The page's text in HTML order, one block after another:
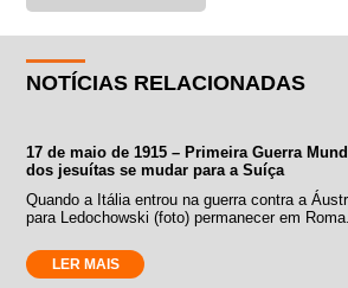
NOTÍCIAS RELACIONADAS
17 de maio de 1915 – Primeira Guerra
dos jesuítas se mudar para a Suíça
Quando a Itália entrou na guerra contra a
para Ledochowski (foto) permanecer em
LER MAIS